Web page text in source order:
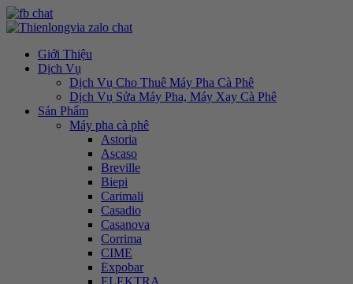
Giới Thiệu
Dịch Vụ
Dịch Vụ Cho Thuê Máy Pha Cà Phê
Dịch Vụ Sửa Máy Pha, Máy Xay Cà Phê
Sản Phẩm
Máy pha cà phê
Astoria
Ascaso
Breville
Biepi
Carimali
Casadio
Casanova
Corrima
CIME
Expobar
ELEKTRA